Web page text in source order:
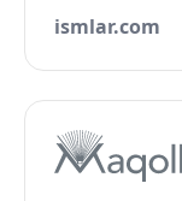
ismlar.com